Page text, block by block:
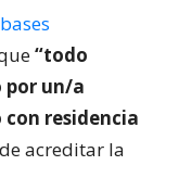
“todo
por un/a
residencia
acreditar la